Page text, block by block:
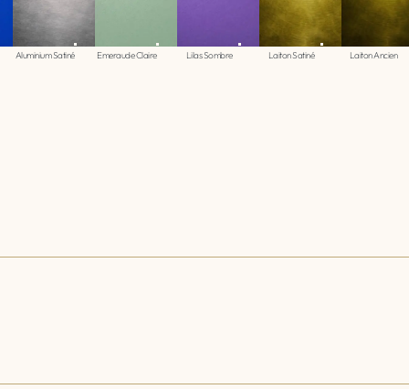
Aluminium Satiné Emeraude Claire Lilas Sombre Laiton Satiné Laiton Ancien